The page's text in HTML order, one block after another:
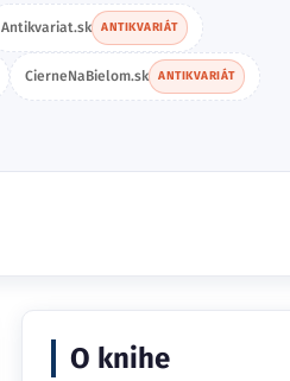
Antikvariat.sk ANTIKVARIÁT
CierneNaBielom.sk ANTIKVARIÁT
O knihe